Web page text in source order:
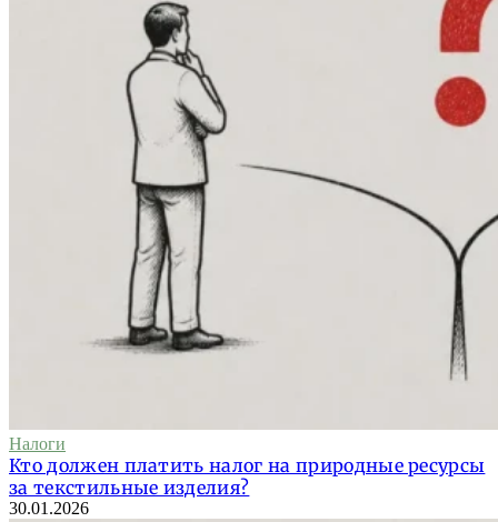
Налоги
Кто должен платить налог на природные ресурсы
за текстильные изделия?
30.01.2026